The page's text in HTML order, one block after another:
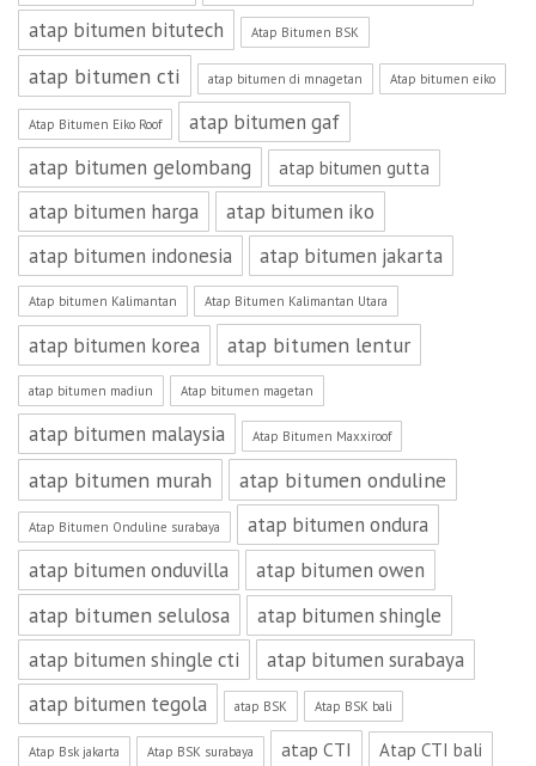
atap bitumen bitutech
Atap Bitumen BSK
atap bitumen cti atap bitumen di mnagetan Atap bitumen eiko
Atap Bitumen Eiko Roof
atap bitumen gaf
atap bitumen gelombang
atap bitumen gutta
atap bitumen harga
atap bitumen iko
atap bitumen indonesia
atap bitumen jakarta
Atap bitumen Kalimantan Atap Bitumen Kalimantan Utara
atap bitumen korea atap bitumen lentur
atap bitumen madiun Atap bitumen magetan
atap bitumen malaysia Atap Bitumen Maxxiroof
atap bitumen murah atap bitumen onduline
Atap Bitumen Onduline surabaya
atap bitumen ondura
atap bitumen onduvilla
atap bitumen owen
atap bitumen selulosa
atap bitumen shingle
atap bitumen shingle cti
atap bitumen surabaya
atap bitumen tegola
atap BSK Atap BSK bali
Atap Bsk jakarta Atap BSK surabaya atap CTI
Atap CTI bali